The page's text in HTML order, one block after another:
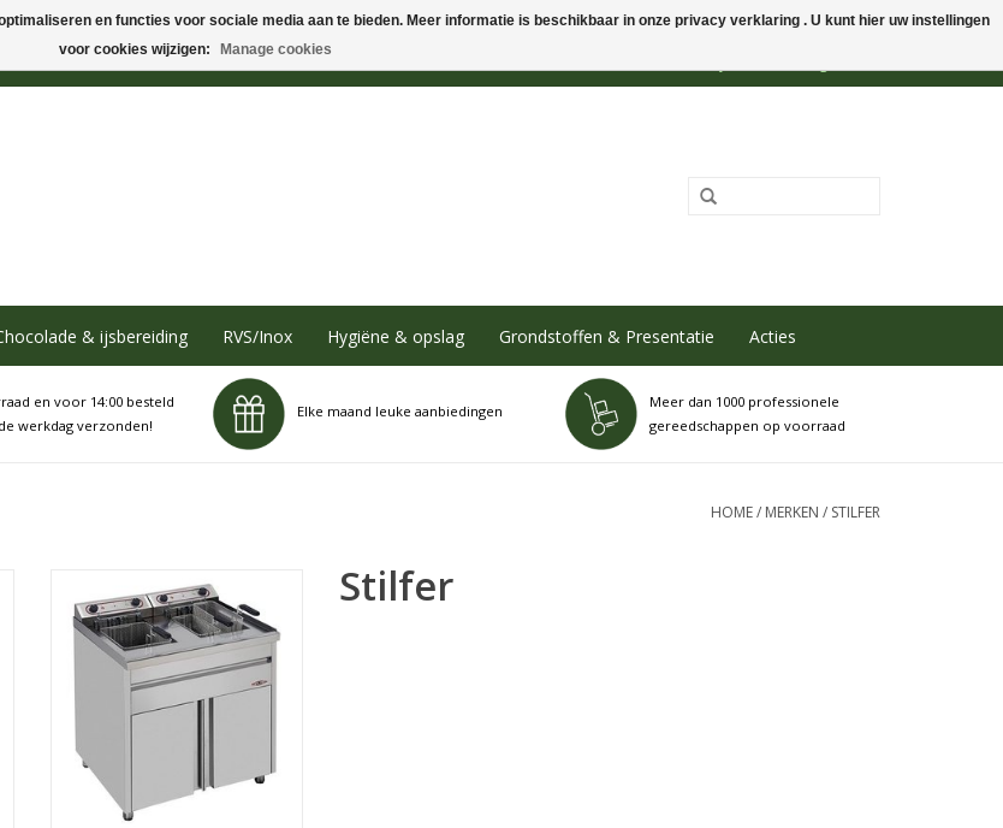
& ijsbereiding RVS/Inox Hygiëne & opslag Grondstoffen & Presentatie Acties
en voor 14:00 besteld
werkdag verzonden!
Elke maand leuke aanbiedingen
Meer dan 1000 professionele
gereedschappen op voorraad
HOME/ MERKEN / STILFER
Elektrische friteuse van Stilfer met
een inhoud van 2 x 20 liter.
Geheel uit roestvrij staal
vervaardigd, voorzien van
vetopvangbak, aftapkraan en
koude zone.
Stilfer
en functies voor sociale media aan te bieden. Meer informatie is beschikbaar in onze privacy verklaring . U kunt hier uw instellingen
voor cookies wijzigen:
Manage cookies